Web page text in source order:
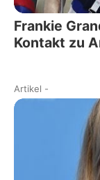
Frankie
Kontakt zu
Artikel -